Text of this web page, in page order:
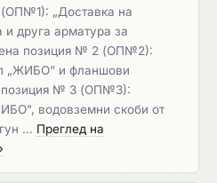
„Доставка на
и друга арматура за
позиция № 2 (ОП№2):
„ЖИБО” и фланшови
позиция № 3 (ОП№3):
водовземни скоби от
… Преглед на